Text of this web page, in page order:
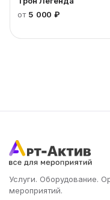
от 5 000 ₽
Услуги. Оборудование.
мероприятий.